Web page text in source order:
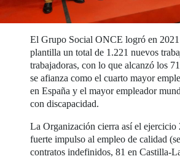
El Grupo Social ONCE logró en
plantilla un total de 1.221 nuevos
trabajadoras, con lo que alcanzó los
se afianza como el cuarto mayor
en España y el mayor empleador
con discapacidad.
La Organización cierra así el ejercicio
fuerte impulso al empleo de calidad
contratos indefinidos, 81 en Castilla-